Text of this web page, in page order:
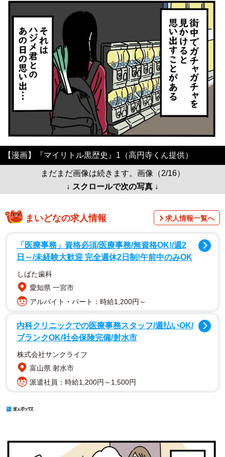
【漫画】『マイリトル黒歴史』1（高円寺くん提供）
まだまだ画像は続きます。画像（2/16）
↓ スクロールで次の写真 ↓
まいどなの求人情報 求人情報一覧へ
「医療事務」資格必須/医療事務/無資格OK!/週2
日～/未経験大歓迎 完全週休2日制!午前中のみOK
しばた歯科
愛知県 一宮市
アルバイト・パート：時給1,200円～
内科クリニックでの医療事務スタッフ/週払いOK/
ブランクOK/社会保険完備/射水市
株式会社サンクライフ
富山県 射水市
派遣社員：時給1,200円～1,500円